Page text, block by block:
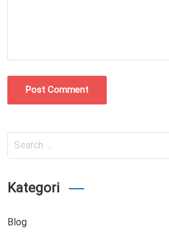
Post Comment
Search
Kategori
Blog